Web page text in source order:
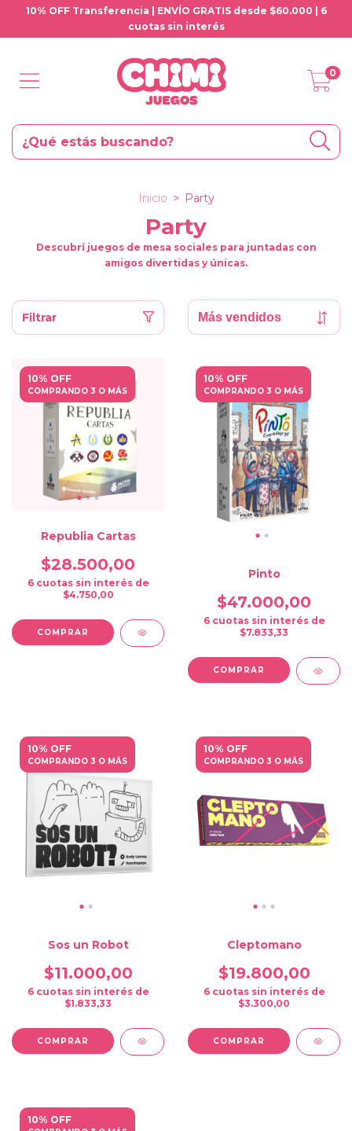
10% OFF Transferencia | ENVÍO GRATIS desde $60.000 | 6
cuotas sin interés
0
Inicio > Party
Party
Descubrí juegos de mesa sociales para juntadas con
amigos divertidas y únicas.
Filtrar
10% OFF
COMPRANDO 3 O MÁS
Republia Cartas
$28.500,00
6 cuotas sin interés de
$4.750,00
10% OFF
COMPRANDO 3 O MÁS
Pinto
$47.000,00
6 cuotas sin interés de
$7.833,33
10% OFF
COMPRANDO 3 O MÁS
Sos un Robot
$11.000,00
6 cuotas sin interés de
$1.833,33
10% OFF
COMPRANDO 3 O MÁS
Cleptomano
$19.800,00
6 cuotas sin interés de
$3.300,00
10% OFF